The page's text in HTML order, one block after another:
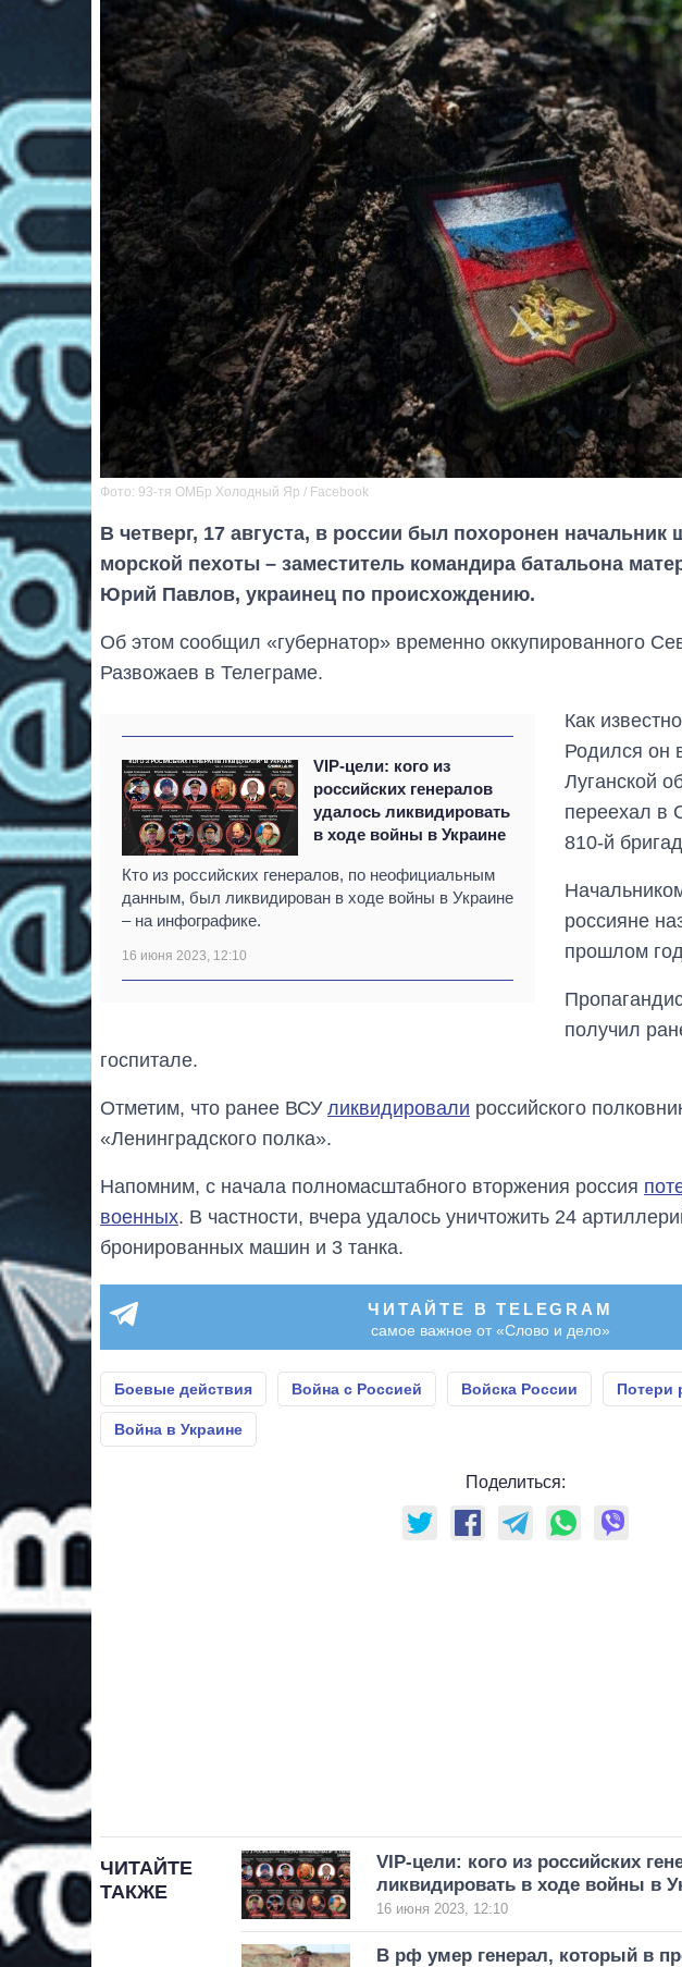
Фото: 93-тя ОМБр Холодный Яр / Facebook
В четверг, 17 августа, в россии был похоронен начальник
морской пехоты – заместитель командира батальона
Юрий Павлов, украинец по происхождению.
Об этом сообщил «губернатор» временно оккупированного
Развожаев в Телеграме.
VIP-цели: кого из
российских генералов
удалось ликвидировать
в ходе войны в Украине
Кто из российских генералов, по неофициальным
данным, был ликвидирован в ходе войны в Украине
– на инфографике.
16 июня 2023, 12:10
Как
Родился он
Луганской
переехал в
810-й
россияне
прошлом
получил
госпитале.
Отметим, что ранее ВСУ ликвидировали российского
«Ленинградского полка».
Напомним, с начала полномасштабного вторжения россия
военных. В частности, вчера удалось уничтожить 24
бронированных машин и 3 танка.
ЧИТАЙТЕ В TELEGRAM
самое важное от «Слово и дело»
Боевые действия Война с Россией Войска России Потери
Война в Украине
Поделиться:
ЧИТАЙТЕ
ТАКЖЕ
VIP-цели: кого из российских
ликвидировать в ходе войны в
16 июня 2023, 12:10
В рф умер генерал, который в